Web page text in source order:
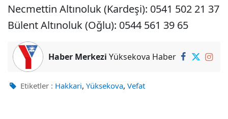
Necmettin Altınoluk (Kardeşi): 0541 502 21 37
Bülent Altınoluk (Oğlu): 0544 561 39 65
Haber Merkezi Yüksekova Haber
Etiketler : Hakkari, Yüksekova, Vefat